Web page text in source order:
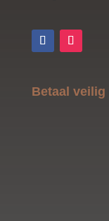
Betaal veilig